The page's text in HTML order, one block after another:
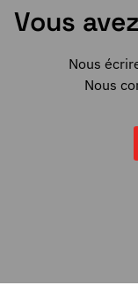
Vous
Nous
Nous